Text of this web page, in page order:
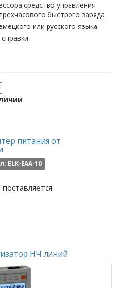
средство управления
быстрого заряда
или русского языка
питания от
ELK-EAA-10
НЧ линий